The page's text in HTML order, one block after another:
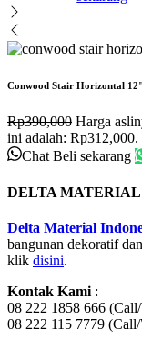
Conwood Stair Horizontal 12"
Rp390,000 Harga
ini adalah: Rp312,000.
Chat Beli sekarang
DELTA
Delta Material
bangunan dekoratif
klik disini.
Kontak Kami :
08 222 1858 666
08 222 115 7779